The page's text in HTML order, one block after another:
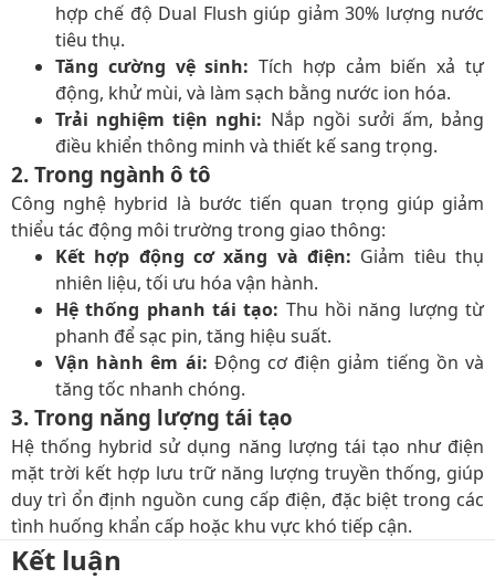
hợp chế độ Dual Flush giúp giảm 30% lượng nước
tiêu thụ.
Tăng cường vệ sinh: Tích hợp cảm biến xả tự
động, khử mùi, và làm sạch bằng nước ion hóa.
Trải nghiệm tiện nghi: Nắp ngồi sưởi ấm, bảng
điều khiển thông minh và thiết kế sang trọng.
2. Trong ngành ô tô
Công nghệ hybrid là bước tiến quan trọng giúp giảm
thiểu tác động môi trường trong giao thông:
Kết hợp động cơ xăng và điện: Giảm tiêu thụ
nhiên liệu, tối ưu hóa vận hành.
Hệ thống phanh tái tạo: Thu hồi năng lượng từ
phanh để sạc pin, tăng hiệu suất.
Vận hành êm ái: Động cơ điện giảm tiếng ồn và
tăng tốc nhanh chóng.
3. Trong năng lượng tái tạo
Hệ thống hybrid sử dụng năng lượng tái tạo như điện
mặt trời kết hợp lưu trữ năng lượng truyền thống, giúp
duy trì ổn định nguồn cung cấp điện, đặc biệt trong các
tình huống khẩn cấp hoặc khu vực khó tiếp cận.
Kết luận